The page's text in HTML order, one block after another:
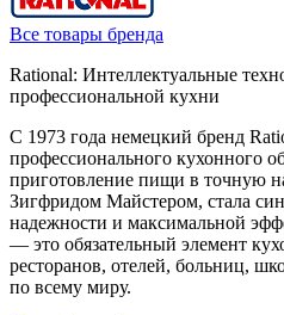
Все товары бренда
Rational: Интеллектуальные
профессиональной кухни
С 1973 года немецкий бренд
профессионального кухонного
приготовление пищи в точную
Зигфридом Майстером, стала
надежности и максимальной
— это обязательный элемент
ресторанов, отелей, больниц,
по всему миру.